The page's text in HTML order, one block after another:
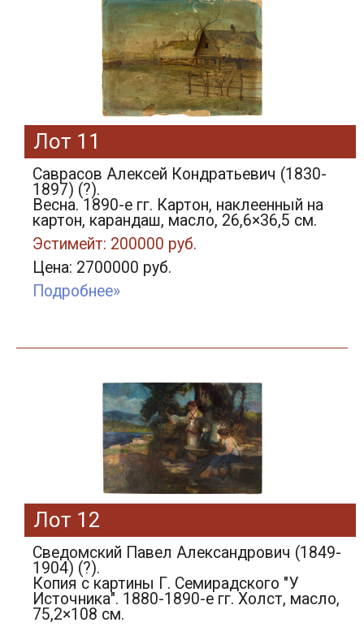
Лот 11
Саврасов Алексей Кондратьевич (1830-
1897) (?).
Весна. 1890-е гг. Картон, наклеенный на
картон, карандаш, масло, 26,6×36,5 см.
Эстимейт: 200000 руб.
Цена: 2700000 руб.
Подробнее»
Лот 12
Сведомский Павел Александрович (1849-
1904) (?).
Копия с картины Г. Семирадского "У
Источника". 1880-1890-е гг. Холст, масло,
75,2×108 см.